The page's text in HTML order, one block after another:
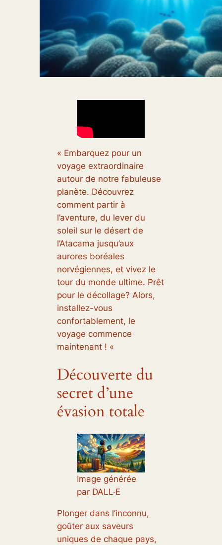
« Embarquez pour un
voyage extraordinaire
autour de notre fabuleuse
planète. Découvrez
comment partir à
l’aventure, du lever du
soleil sur le désert de
l’Atacama jusqu’aux
aurores boréales
norvégiennes, et vivez le
tour du monde ultime. Prêt
pour le décollage? Alors,
installez-vous
confortablement, le
voyage commence
maintenant ! «
Découverte du
secret d’une
évasion totale
Image générée
par DALL·E
Plonger dans l’inconnu,
goûter aux saveurs
uniques de chaque pays,